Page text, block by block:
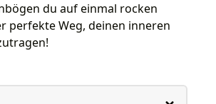
du auf einmal rocken
perfekte Weg, deinen inneren